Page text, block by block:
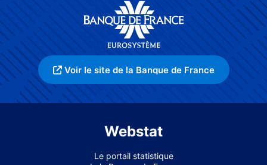
Voir le site de la Banque de France
Webstat
Le portail statistique